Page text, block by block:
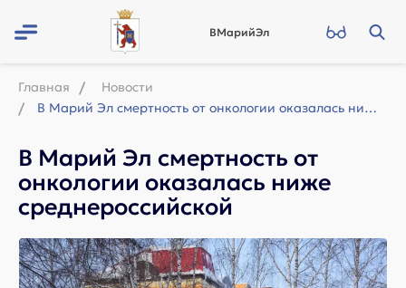
ВМарийЭл
Главная
Новости
В Марий Эл смертность от онкологии оказалась ниже среднероссийской
В Марий Эл смертность от
онкологии оказалась ниже
среднероссийской